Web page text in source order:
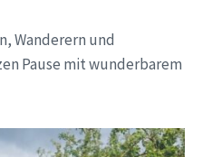
Wanderern und
Pause mit wunderbarem